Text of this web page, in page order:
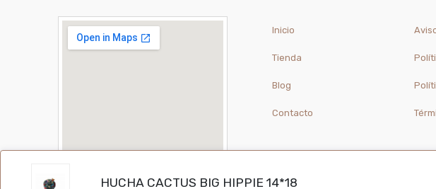
HUCHA CACTUS BIG HIPPIE 14*18
Inicio
Tienda
Blog
Contacto